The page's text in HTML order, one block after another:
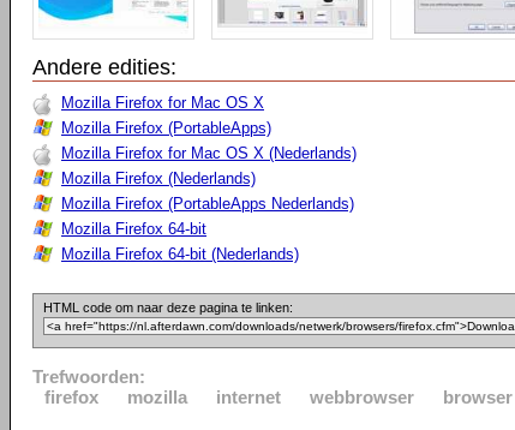
Andere edities:
Mozilla Firefox for Mac OS X
Mozilla Firefox (PortableApps)
Mozilla Firefox for Mac OS X (Nederlands)
Mozilla Firefox (Nederlands)
Mozilla Firefox (PortableApps Nederlands)
Mozilla Firefox 64-bit
Mozilla Firefox 64-bit (Nederlands)
HTML code om naar deze pagina te linken:
Trefwoorden:
firefox
mozilla internet webbrowser browser